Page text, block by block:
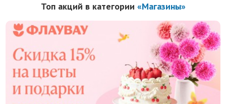
Топ акций в категории «Магазины»